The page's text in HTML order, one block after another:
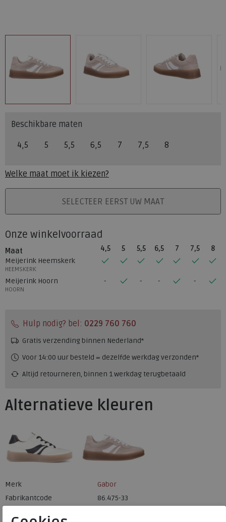
Beschikbare maten
4,5 5 5,5 6,5 7 7,5 8
Welke maat moet ik kiezen?
PLAATS IN WINKELMANDSELECTEER EERST UW MAAT
Onze winkelvoorraad
Maat 4,5 5 5,5 6,5 7 7,5
8
Meijerink Heemskerk
HEEMSKERK
Meijerink Hoorn
HOORN
Hulp nodig? bel: 0229 760 760
Gratis verzending binnen Nederland*
Voor 14:00 uur besteld = dezelfde werkdag verzonden*
Altijd retourneren, binnen 1 werkdag terugbetaald
Alternatieve kleuren
Merk
Gabor
Fabrikantcode
86.475-33